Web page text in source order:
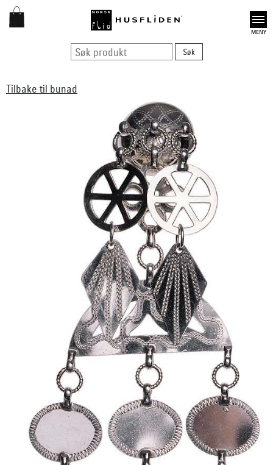
Open
Tilbake til bunad